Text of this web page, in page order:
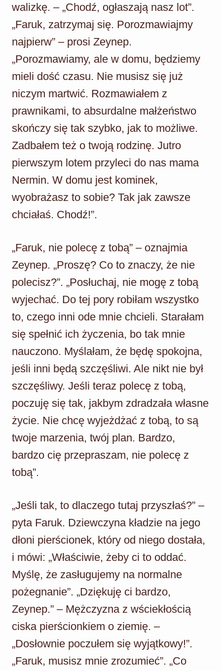
walizkę. – „Chodź, ogłaszają nasz lot”.
„Faruk, zatrzymaj się. Porozmawiajmy
najpierw” – prosi Zeynep.
„Porozmawiamy, ale w domu, będziemy
mieli dość czasu. Nie musisz się już
niczym martwić. Rozmawiałem z
prawnikami, to absurdalne małżeństwo
skończy się tak szybko, jak to możliwe.
Zadbałem też o twoją rodzinę. Jutro
pierwszym lotem przyleci do nas mama
Nermin. W domu jest kominek,
wyobrażasz to sobie? Tak jak zawsze
chciałaś. Chodź!”.
„Faruk, nie polecę z tobą” – oznajmia
Zeynep. „Proszę? Co to znaczy, że nie
polecisz?”. „Posłuchaj, nie mogę z tobą
wyjechać. Do tej pory robiłam wszystko
to, czego inni ode mnie chcieli. Starałam
się spełnić ich życzenia, bo tak mnie
nauczono. Myślałam, że będę spokojna,
jeśli inni będą szczęśliwi. Ale nikt nie był
szczęśliwy. Jeśli teraz polecę z tobą,
poczuję się tak, jakbym zdradzała własne
życie. Nie chcę wyjeżdżać z tobą, to są
twoje marzenia, twój plan. Bardzo,
bardzo cię przepraszam, nie polecę z
tobą”.
„Jeśli tak, to dlaczego tutaj przyszłaś?” –
pyta Faruk. Dziewczyna kładzie na jego
dłoni pierścionek, który od niego dostała,
i mówi: „Właściwie, żeby ci to oddać.
Myślę, że zasługujemy na normalne
pożegnanie”. „Dziękuję ci bardzo,
Zeynep.” – Mężczyzna z wściekłością
ciska pierścionkiem o ziemię. –
„Dosłownie poczułem się wyjątkowy!”.
„Faruk, musisz mnie zrozumieć”. „Co